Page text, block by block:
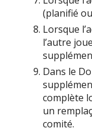
(planifié
Lorsque
l’autre
Dans le
complète
un
comité.